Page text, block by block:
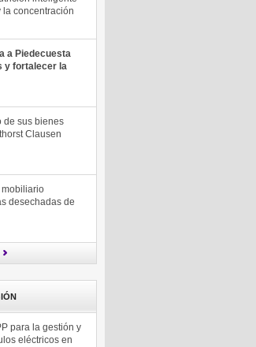
la concentración
a Piedecuesta
y fortalecer la
de sus bienes
Clausen
mobiliario
desechadas de
para la gestión y
eléctricos en